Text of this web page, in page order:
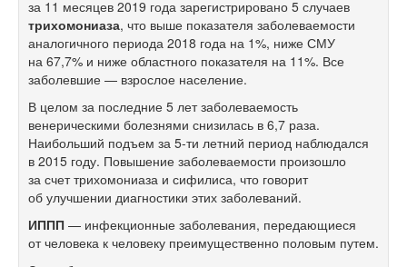
за 11 месяцев 2019 года зарегистрировано 5 случаев
трихомониаза, что выше показателя заболеваемости
аналогичного периода 2018 года на 1%, ниже СМУ
на 67,7% и ниже областного показателя на 11%. Все
заболевшие — взрослое население.
В целом за последние 5 лет заболеваемость
венерическими болезнями снизилась в 6,7 раза.
Наибольший подъем за 5-ти летний период наблюдался
в 2015 году. Повышение заболеваемости произошло
за счет трихомониаза и сифилиса, что говорит
об улучшении диагностики этих заболеваний.
ИППП — инфекционные заболевания, передающиеся
от человека к человеку преимущественно половым путем.